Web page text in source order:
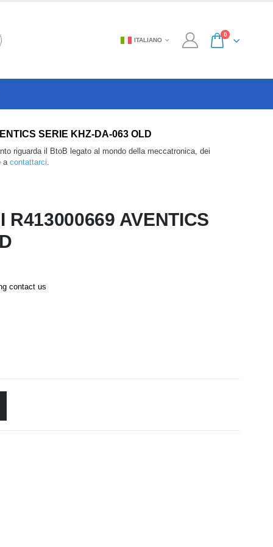
ITALIANO
0
SERIE KHZ-DA-063 OLD
riguarda il BtoB legato al mondo della meccatronica, dei
a contattarci
R413000669 AVENTICS
contact us